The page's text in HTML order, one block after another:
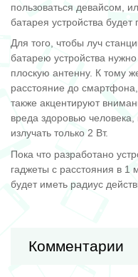
пользоваться девайсом,
батарея устройства будет
Для того, чтобы луч
батарею устройства
плоскую антенну. К тому
расстояние до
также акцентируют
вреда здоровью человека,
излучать только 2 Вт.
Пока что разработано
гаджеты с расстояния в
будет иметь радиус
Комментарии